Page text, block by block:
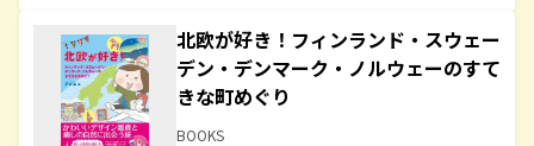
北欧が好き！フィンランド・スウェー
デン・デンマーク・ノルウェーのすて
きな町めぐり
BOOKS